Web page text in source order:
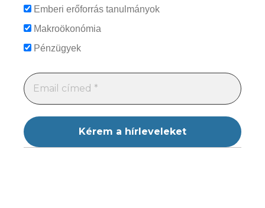
Emberi erőforrás tanulmányok
Makroökonómia
Pénzügyek